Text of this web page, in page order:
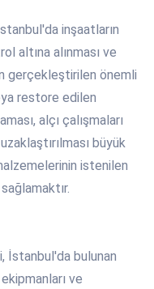
inşaatların
altına alınması ve
gerçekleştirilen önemli
restore edilen
alçı çalışmaları
büyük
istenilen
İstanbul'da bulunan
ve